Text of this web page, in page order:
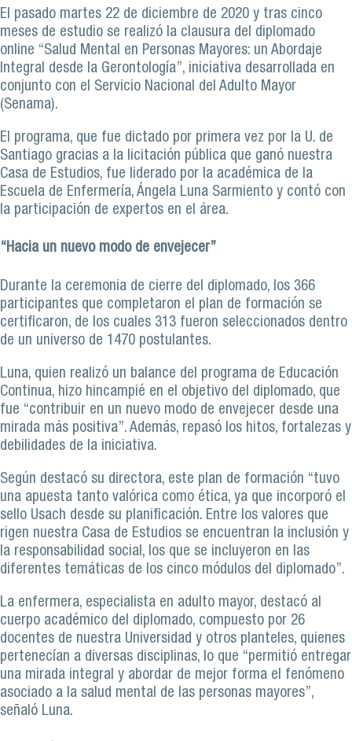
El pasado martes 22 de diciembre de 2020 y tras cinco
meses de estudio se realizó la clausura del diplomado
online “Salud Mental en Personas Mayores: un Abordaje
Integral desde la Gerontología”, iniciativa desarrollada en
conjunto con el Servicio Nacional del Adulto Mayor
(Senama).
El programa, que fue dictado por primera vez por la U. de
Santiago gracias a la licitación pública que ganó nuestra
Casa de Estudios, fue liderado por la académica de la
Escuela de Enfermería, Ángela Luna Sarmiento y contó con
la participación de expertos en el área.
“Hacia un nuevo modo de envejecer”
Durante la ceremonia de cierre del diplomado, los 366
participantes que completaron el plan de formación se
certificaron, de los cuales 313 fueron seleccionados dentro
de un universo de 1470 postulantes.
Luna, quien realizó un balance del programa de Educación
Continua, hizo hincampié en el objetivo del diplomado, que
fue “contribuir en un nuevo modo de envejecer desde una
mirada más positiva”. Además, repasó los hitos, fortalezas y
debilidades de la iniciativa.
Según destacó su directora, este plan de formación “tuvo
una apuesta tanto valórica como ética, ya que incorporó el
sello Usach desde su planificación. Entre los valores que
rigen nuestra Casa de Estudios se encuentran la inclusión y
la responsabilidad social, los que se incluyeron en las
diferentes temáticas de los cinco módulos del diplomado”.
La enfermera, especialista en adulto mayor, destacó al
cuerpo académico del diplomado, compuesto por 26
docentes de nuestra Universidad y otros planteles, quienes
pertenecían a diversas disciplinas, lo que “permitió entregar
una mirada integral y abordar de mejor forma el fenómeno
asociado a la salud mental de las personas mayores”,
señaló Luna.